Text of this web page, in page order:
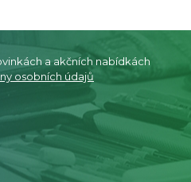
a akčních nabídkách
osobních údajů